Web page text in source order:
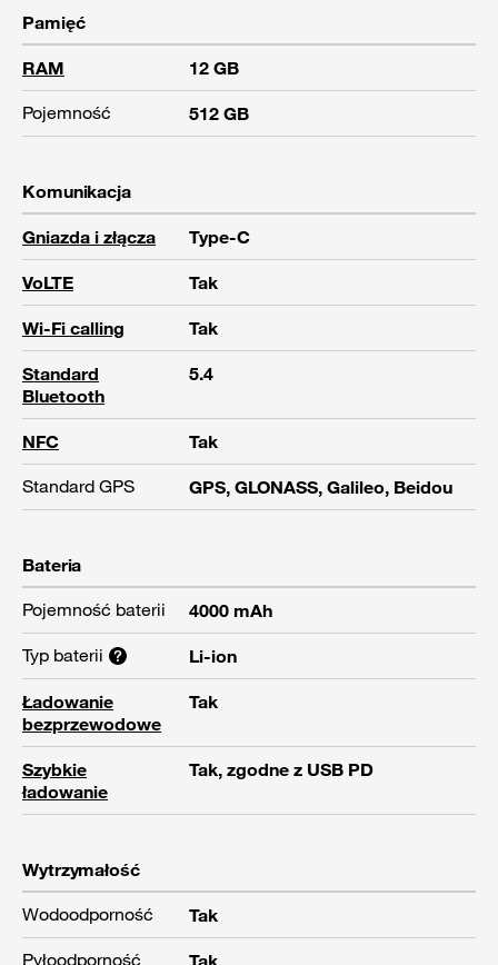
Pamięć
RAM
12 GB
Pojemność
512 GB
Komunikacja
Gniazda i złącza Type-C
VoLTE Tak
Wi-Fi calling Tak
Standard
Bluetooth
5.4
NFC
Tak
Standard GPS
GPS, GLONASS, Galileo, Beidou
Bateria
Pojemność baterii
4000 mAh
Typ baterii
Li-ion
Ładowanie
bezprzewodowe
Tak
Szybkie
ładowanie
Tak, zgodne z USB PD
Wytrzymałość
Wodoodporność
Tak
Pyłoodporność
Tak